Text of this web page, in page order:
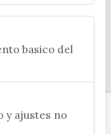
basico del
y ajustes no